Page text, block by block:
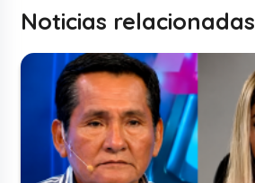
Noticias relacionadas